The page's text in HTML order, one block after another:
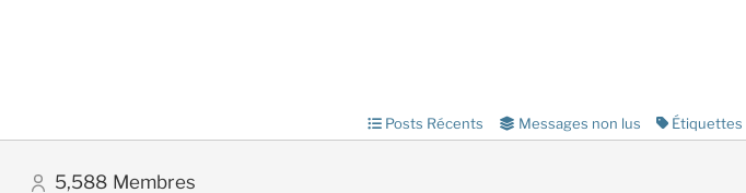
Posts Récents Messages non lus Étiquettes
5,588 Membres